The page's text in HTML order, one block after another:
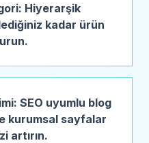
Hiyerarşik
kadar ürün
SEO uyumlu blog
kurumsal sayfalar
artırın.